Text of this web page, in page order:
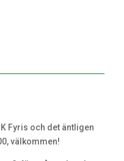
Fyris och det äntligen
välkommen!